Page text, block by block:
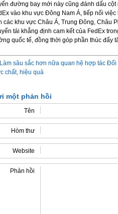
đường bay mới này cũng đánh dấu
vào khu vực Đông Nam Á, tiếp nối việc
các khu vực Châu Á, Trung Đông, Châu
tái khẳng định cam kết của FedEx
quốc tế, đồng thời góp phần thúc đẩy
Làm sâu sắc hơn nữa quan hệ hợp tác
chất, hiệu quả
một phản hồi
Tên
Hòm thư
Website
Phản hồi